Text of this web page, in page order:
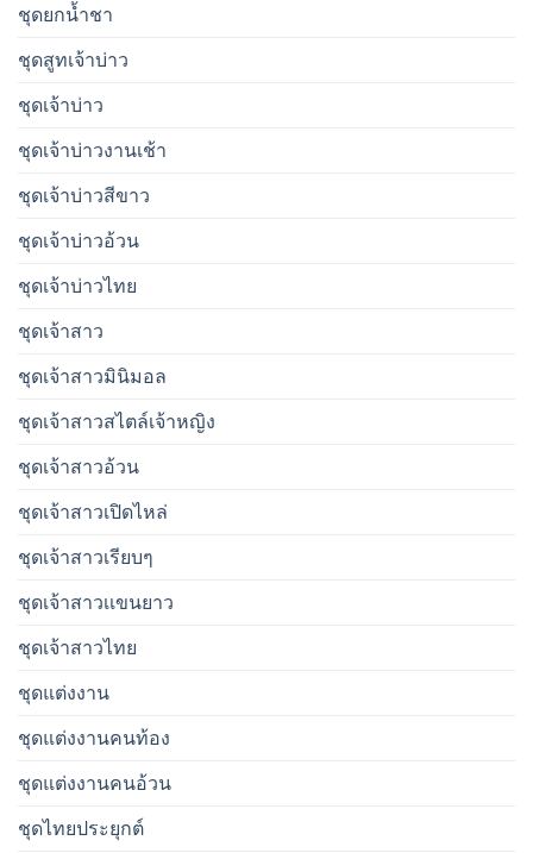
ชุดยกน้ำชา
ชุดสูทเจ้าบ่าว
ชุดเจ้าบ่าว
ชุดเจ้าบ่าวงานเช้า
ชุดเจ้าบ่าวสีขาว
ชุดเจ้าบ่าวอ้วน
ชุดเจ้าบ่าวไทย
ชุดเจ้าสาว
ชุดเจ้าสาวมินิมอล
ชุดเจ้าสาวสไตล์เจ้าหญิง
ชุดเจ้าสาวอ้วน
ชุดเจ้าสาวเปิดไหล่
ชุดเจ้าสาวเรียบๆ
ชุดเจ้าสาวเเขนยาว
ชุดเจ้าสาวไทย
ชุดแต่งงาน
ชุดแต่งงานคนท้อง
ชุดแต่งงานคนอ้วน
ชุดไทยประยุกต์